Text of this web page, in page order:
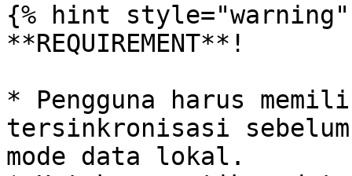
{% hint style="warning"
**REQUIREMENT**!
* Pengguna harus
tersinkronisasi
mode data lokal.